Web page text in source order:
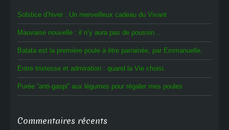
Solstice d’hiver : Un merveilleux cadeau du Vivant
Mauvaise nouvelle : il n’y aura pas de poussin…
Balata est la première poule à être parrainée, par Emmanuelle.
Entre tristesse et admiration : quand la Vie choisi.
Purée “anti-gaspi” aux légumes pour régaler mes poules
Commentaires récents